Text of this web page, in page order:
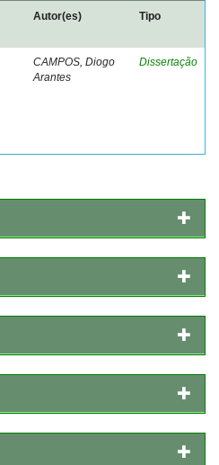
Autor(es) Tipo
CAMPOS, Diogo
Arantes
Dissertação